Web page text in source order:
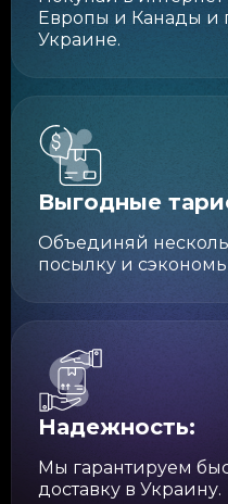
Европы и Канады и
Украине.
Выгодные
Объединяй
посылку и сэкономь
Надежность:
Мы гарантируем
доставку в Украину.